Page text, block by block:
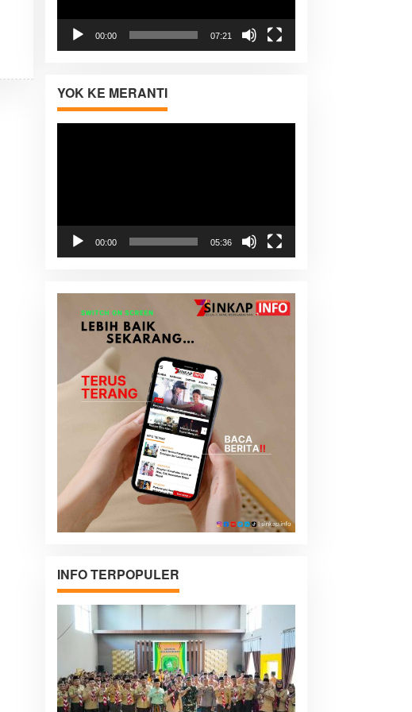
00:00 07:21
YOK KE MERANTI
00:00 05:36
INFO TERPOPULER